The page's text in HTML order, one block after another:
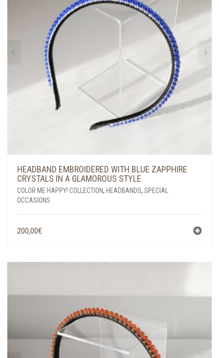
HEADBAND EMBROIDERED WITH BLUE ZAPPHIRE
CRYSTALS IN A GLAMOROUS STYLE
COLOR ME HAPPY! COLLECTION, HEADBANDS, SPECIAL
OCCASIONS
200,00€